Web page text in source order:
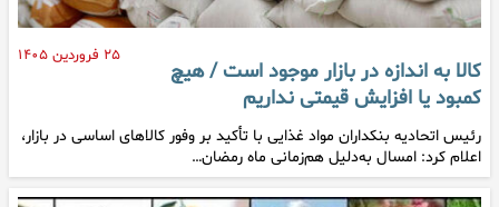
۲۵ فروردین ۱۴۰۵
کالا به اندازه در بازار موجود است / هیچ
کمبود یا افزایش قیمتی نداریم
رئیس اتحادیه بنکداران مواد غذایی با تأکید بر وفور کالاهای اساسی در بازار،
اعلام کرد: امسال به‌دلیل هم‌زمانی ماه رمضان…